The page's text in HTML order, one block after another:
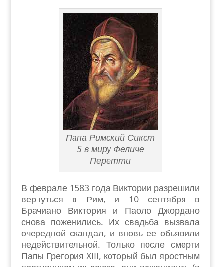
Папа Римский Сикст
5 в миру Феличе
Перетти
В феврале 1583 года Виктории разрешили
вернуться в Рим, и 10 сентября в
Брачиано Виктория и Паоло Джордано
снова поженились. Их свадьба вызвала
очередной скандал, и вновь ее обьявили
недействительной. Только после смерти
Папы Грегория XIII, который был яростным